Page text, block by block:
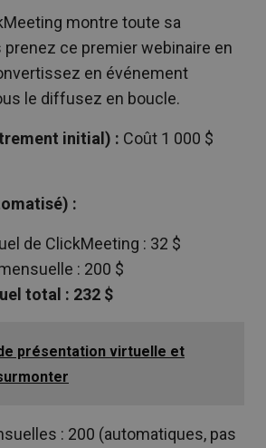
montre toute sa
prenez ce premier webinaire en
en événement
le diffusez en boucle.
initial) : Coût 1 000 $
:
de ClickMeeting : 32 $
: 200 $
total : 232 $
présentation virtuelle et
: 200 (automatiques, pas